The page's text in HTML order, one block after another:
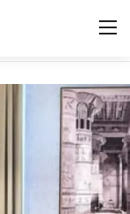
الرئيسية
مصر
الخليج